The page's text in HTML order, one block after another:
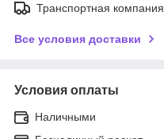
Транспортная компания
Все условия доставки
Условия оплаты
Наличными